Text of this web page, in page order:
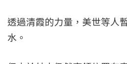
透過清霞的力量，美世等人
水。